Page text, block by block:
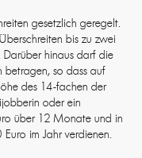
gesetzlich geregelt.
bis zu zwei
Darüber hinaus darf die
betragen, so dass auf
des 14-fachen der
oder ein
über 12 Monate und in
im Jahr verdienen.